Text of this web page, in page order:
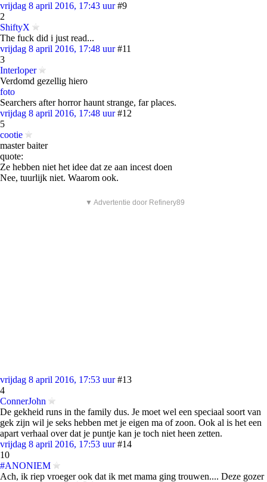
vrijdag 8 april 2016, 17:43 uur #9
2
ShiftyX
The fuck did i just read...
vrijdag 8 april 2016, 17:48 uur #11
3
Interloper
Verdomd gezellig hiero
foto
Searchers after horror haunt strange, far places.
vrijdag 8 april 2016, 17:48 uur #12
5
cootie
master baiter
quote:
Ze hebben niet het idee dat ze aan incest doen
Nee, tuurlijk niet. Waarom ook.
▼ Advertentie door Refinery89
vrijdag 8 april 2016, 17:53 uur #13
4
ConnerJohn
De gekheid runs in the family dus. Je moet wel een speciaal soort van
gek zijn wil je seks hebben met je eigen ma of zoon. Ook al is het een
apart verhaal over dat je puntje kan je toch niet heen zetten.
vrijdag 8 april 2016, 17:53 uur #14
10
#ANONIEM
Ach, ik riep vroeger ook dat ik met mama ging trouwen.... Deze gozer